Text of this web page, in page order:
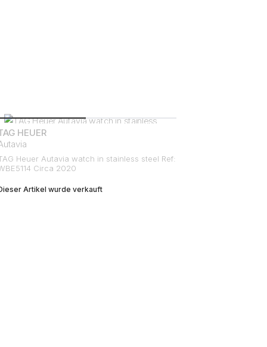
HEUER
Heuer Autavia watch in stainless steel Ref:
Circa 2020
Artikel wurde verkauft